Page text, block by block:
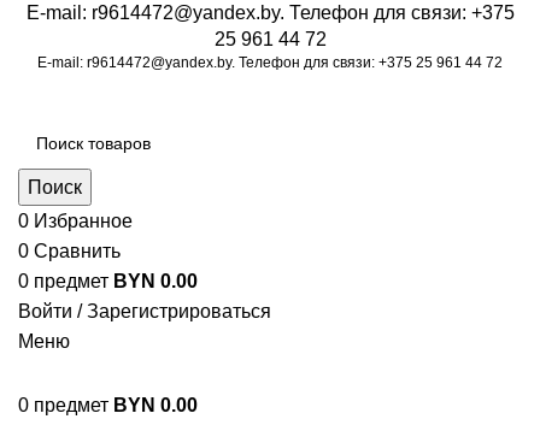
E-mail: r9614472@yandex.by. Телефон для связи: +375
25 961 44 72
E-mail: r9614472@yandex.by. Телефон для связи: +375 25 961 44 72
Поиск
0 Избранное
0 Сравнить
0 предмет BYN 0.00
Войти / Зарегистрироваться
Меню
0 предмет BYN 0.00